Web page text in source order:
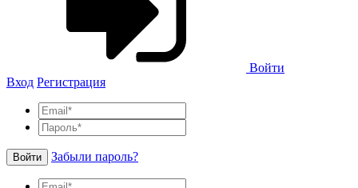
Войти
Вход Регистрация
Войти Забыли пароль?